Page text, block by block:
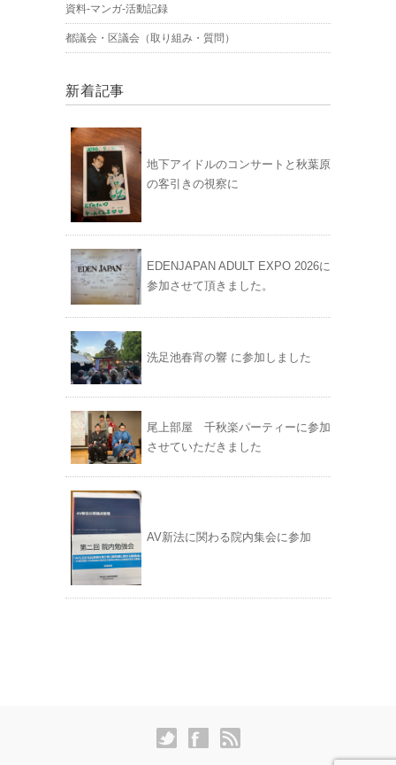
資料-マンガ-活動記録
都議会・区議会（取り組み・質問）
新着記事
地下アイドルのコンサートと秋葉原
の客引きの視察に
EDENJAPAN ADULT EXPO 2026に
参加させて頂きました。
洗足池春宵の響 に参加しました
尾上部屋 千秋楽パーティーに参加
させていただきました
AV新法に関わる院内集会に参加